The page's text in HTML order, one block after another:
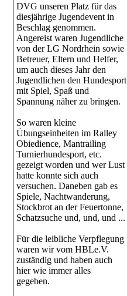
DVG unseren Platz für das
diesjährige Jugendevent in
Beschlag genommen.
Angereist waren Jugendliche
von der LG Nordrhein sowie
Betreuer, Eltern und Helfer,
um auch dieses Jahr den
Jugendlichen den Hundesport
mit Spiel, Spaß und
Spannung näher zu bringen.
So waren kleine
Übungseinheiten im Ralley
Obiedience, Mantrailing
Turnierhundesport, etc.
gezeigt worden und wer Lust
hatte konnte sich auch
versuchen. Daneben gab es
Spiele, Nachtwanderung,
Stockbrot an der Feuertonne,
Schatzsuche und, und, und ...
Für die leibliche Verpflegung
waren wir vom HBLe.V.
zuständig und haben auch
hier wie immer alles
gegeben.